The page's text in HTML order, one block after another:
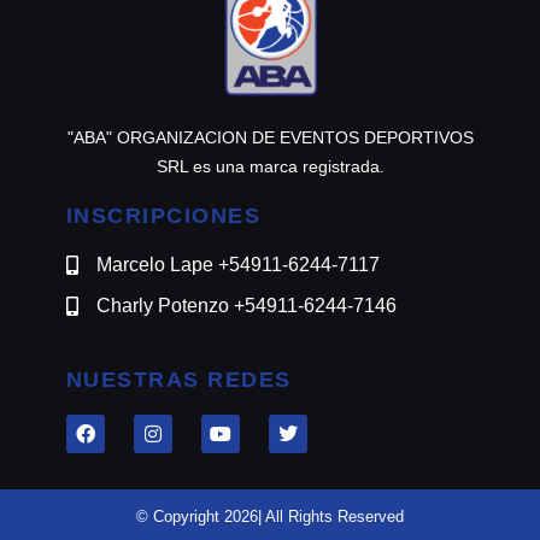
"ABA" ORGANIZACION DE EVENTOS DEPORTIVOS
SRL es una marca registrada.
INSCRIPCIONES
Marcelo Lape +54911-6244-7117
Charly Potenzo +54911-6244-7146
NUESTRAS REDES
© Copyright 2026| All Rights Reserved